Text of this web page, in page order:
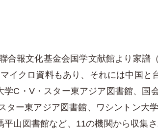
合報文化基金会国学文献館より家
イクロ資料もあり、それには中国
学C・V・スター東アジア図書館、
ター東アジア図書館、ワシントン大
平山図書館など、11の機関から収集